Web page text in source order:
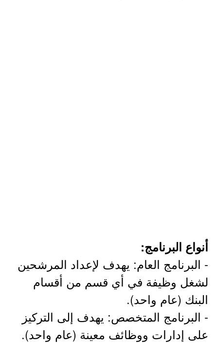
أنواع البرنامج:
- البرنامج العام: يهدف لإعداد المرشحين
لشغل وظيفة في أي قسم من أقسام
البنك (عام واحد).
- البرنامج المتخصص: يهدف إلى التركيز
على إدارات ووظائف معينة (عام واحد).